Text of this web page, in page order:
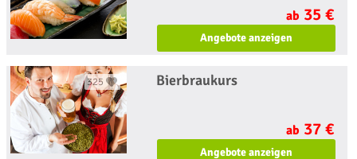
ab 35 €
Angebote anzeigen
325 Bierbraukurs
ab 37 €
Angebote anzeigen